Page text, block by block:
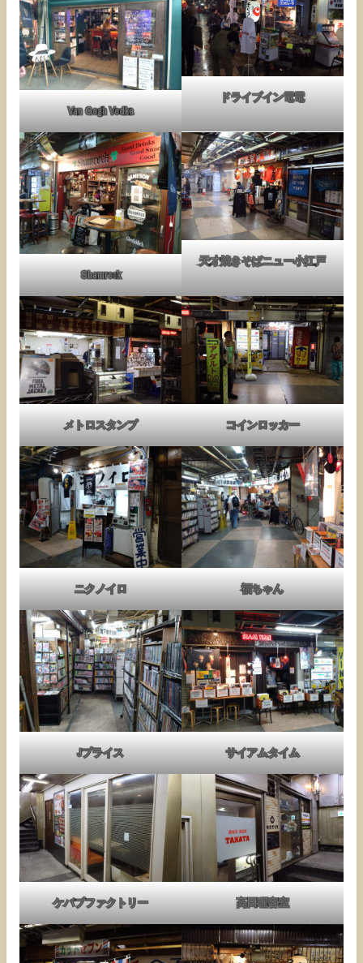
Van Gogh Vodka
ドライブイン電電
Shamrock
天才焼きそばニュー小江戸
メトロスタンプ コインロッカー
ニクノイロ 福ちゃん
Jプライス サイアムタイム
ケバブファクトリー 高田理容室